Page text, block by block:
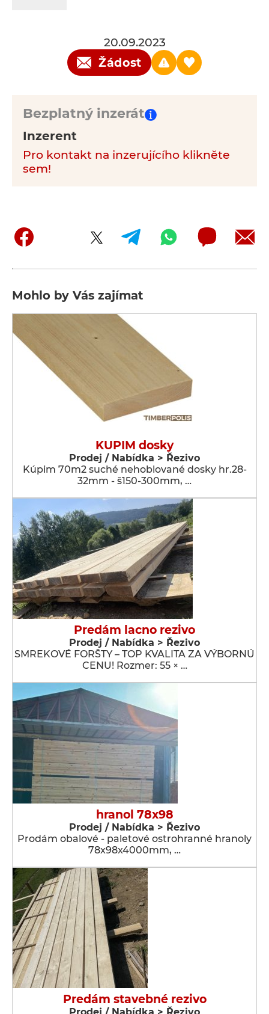
20.09.2023
Žádost
Bezplatný inzerát
Inzerent
Pro kontakt na inzerujícího klikněte
sem!
Mohlo by Vás zajímat
KUPIM dosky
Prodej / Nabídka > Řezivo
Kúpim 70m2 suché nehoblované dosky hr.28-
32mm - š150-300mm, …
Predám lacno rezivo
Prodej / Nabídka > Řezivo
SMREKOVÉ FORŠTY – TOP KVALITA ZA VÝBORNÚ
CENU! Rozmer: 55 × …
hranol 78x98
Prodej / Nabídka > Řezivo
Prodám obalové - paletové ostrohranné hranoly
78x98x4000mm, …
Predám stavebné rezivo